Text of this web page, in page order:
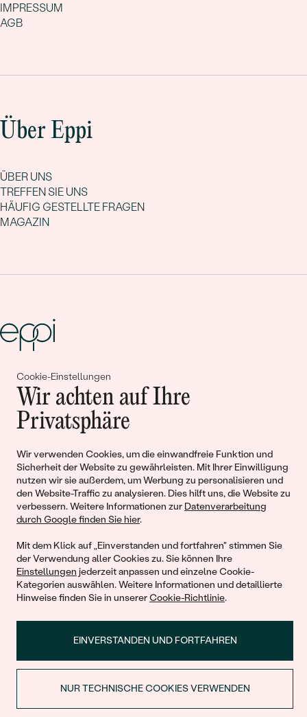
Cookie-Einstellungen
Wir achten auf Ihre
Privatsphäre
Wir verwenden Cookies, um die einwandfreie Funktion und
Sicherheit der Website zu gewährleisten. Mit Ihrer Einwilligung
nutzen wir sie außerdem, um Werbung zu personalisieren und
den Website-Traffic zu analysieren. Dies hilft uns, die Website zu
verbessern. Weitere Informationen zur Datenverarbeitung
durch Google finden Sie hier.
Mit dem Klick auf „Einverstanden und fortfahren" stimmen Sie
der Verwendung aller Cookies zu. Sie können Ihre
Einstellungen jederzeit anpassen und einzelne Cookie-
Kategorien auswählen. Weitere Informationen und detaillierte
Hinweise finden Sie in unsererCookie-Richtlinie.
EINVERSTANDEN UND FORTFAHREN
NUR TECHNISCHE COOKIES VERWENDEN
IMPRESSUM
AGB
Über Eppi
ÜBER UNS
TREFFEN SIE UNS
HÄUFIG GESTELLTE FRAGEN
MAGAZIN
Gemeinsam erschaffen wir
Geschichten von Schönheit und
Liebe
Begleiten Sie uns!
RABATT BEIM ERSTEN KAUF